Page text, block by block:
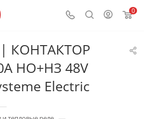
0
| КОНТАКТОР
НО+НЗ 48V
Electric
—